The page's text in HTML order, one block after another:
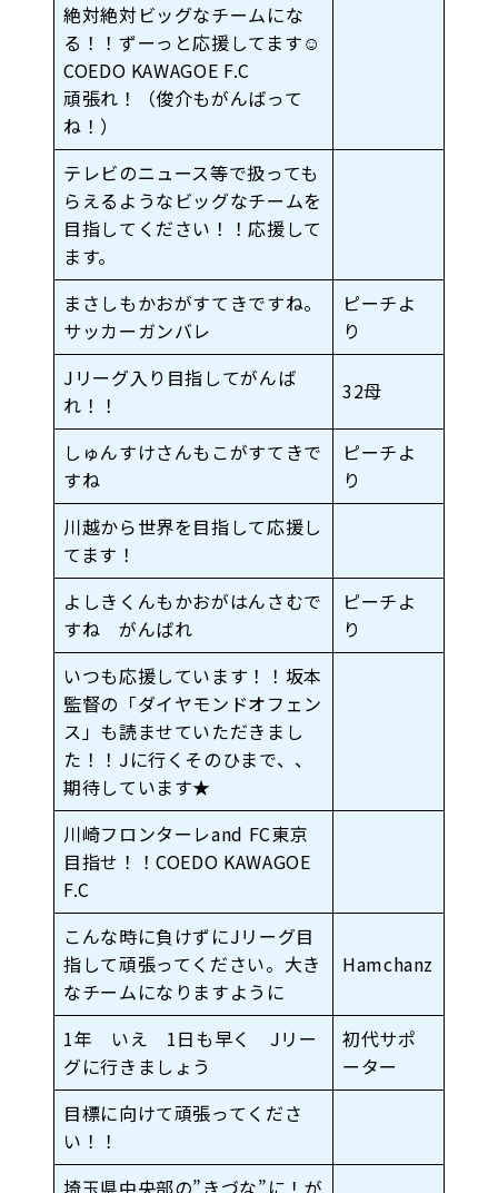
絶対絶対ビッグなチームにな
る！！ずーっと応援してます☺︎
COEDO KAWAGOE F.C
頑張れ！（俊介もがんばって
ね！）
テレビのニュース等で扱っても
らえるようなビッグなチームを
目指してください！！応援して
ます。
まさしもかおがすてきですね。
サッカーガンバレ
ピーチよ
り
Jリーグ入り目指してがんば
れ！！
32母
しゅんすけさんもこがすてきで
すね
ピーチよ
り
川越から世界を目指して応援し
てます！
よしきくんもかおがはんさむで
すね がんばれ
ピーチよ
り
いつも応援しています！！坂本
監督の「ダイヤモンドオフェン
ス」も読ませていただきまし
た！！Jに行くそのひまで、、
期待しています★
川崎フロンターレand FC東京
目指せ！！COEDO KAWAGOE
F.C
こんな時に負けずにJリーグ目
指して頑張ってください。大き
なチームになりますように
Hamchanz
1年 いえ 1日も早く Jリー
グに行きましょう
初代サポ
ーター
目標に向けて頑張ってくださ
い！！